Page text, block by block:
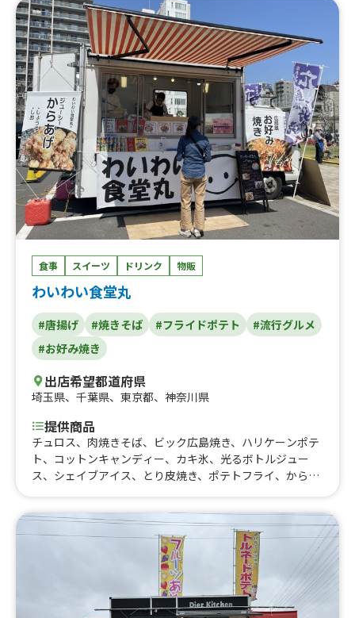
ッピング）、からあげ丼（アボカドトッピング）、フルー
ツスムージー、レモンサワー、烏龍茶、アイスコーヒー、
コカ・コーラ、クリームチーズ入りチキンナゲット、から
あげ、フランクフルト、フライドポテト、竹炭ワッフル、
ホットドッグ、たいやきアイス、竹炭フルーツサンド、竹
炭レモネード、竹炭ホットドッグ
食事 スイーツ ドリンク 物販
わいわい食堂丸
#唐揚げ #焼きそば #フライドポテト
#流行グルメ
#お好み焼き
出店希望都道府県
埼玉県、 千葉県、 東京都、 神奈川県
提供商品
チュロス、肉焼きそば、ビック広島焼き、ハリケーンポテ
ト、コットンキャンディー、カキ氷、光るボトルジュー
ス、シェイブアイス、とり皮焼き、ポテトフライ、からあ